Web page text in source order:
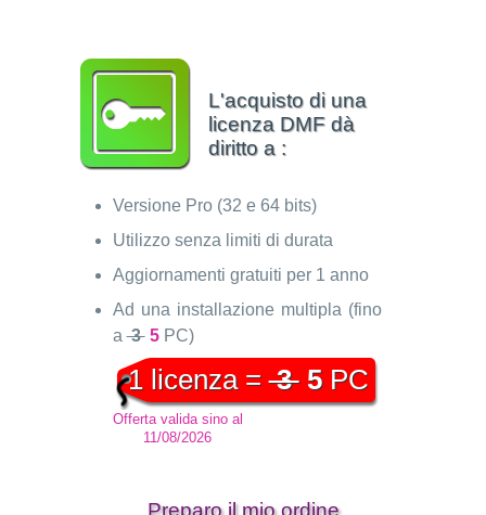
L'acquisto di una
licenza DMF dà
diritto a :
Versione Pro (32 e 64 bits)
Utilizzo senza limiti di durata
Aggiornamenti gratuiti per 1 anno
Ad una installazione multipla (fino
a35PC)
1 licenza =35PC
Offerta valida sino al
11/08/2026
Preparo il mio ordine